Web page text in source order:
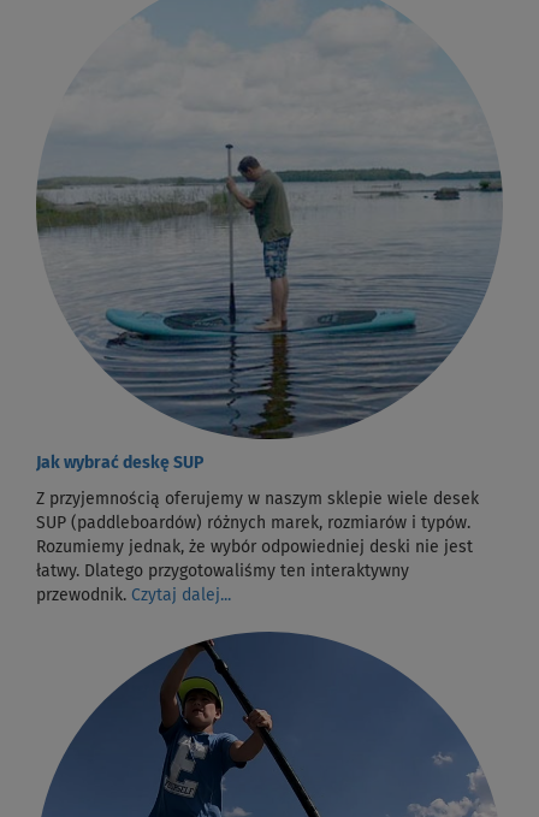
Jak wybrać deskę SUP
Z przyjemnością oferujemy w naszym sklepie wiele desek
SUP (paddleboardów) różnych marek, rozmiarów i typów.
Rozumiemy jednak, że wybór odpowiedniej deski nie jest
łatwy. Dlatego przygotowaliśmy ten interaktywny
przewodnik. Czytaj dalej...